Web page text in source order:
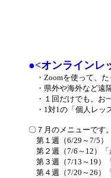
●<オンラインレ
・Zoomを使って、た
・県外や海外など遠
・１回だけでも、お
・1対1の「個人レッ
〇７月のメニューです。
第１週（6/29～7/5）
第２週（7/6～12）
第３週（7/13～19）
第４週（7/20～26）